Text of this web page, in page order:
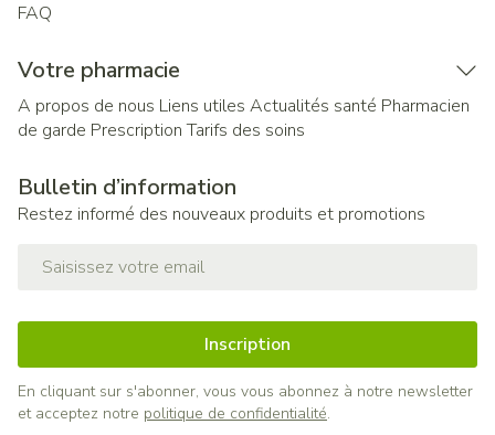
FAQ
Votre pharmacie
A propos de nous Liens utiles Actualités santé Pharmacien
de garde Prescription Tarifs des soins
Bulletin d’information
Restez informé des nouveaux produits et promotions
Inscription
En cliquant sur s'abonner, vous vous abonnez à notre newsletter
et acceptez notre politique de confidentialité.